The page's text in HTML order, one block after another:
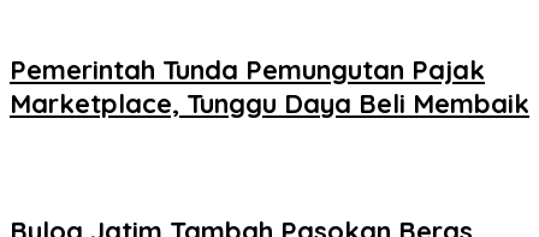
Pemerintah Tunda Pemungutan Pajak
Marketplace, Tunggu Daya Beli Membaik